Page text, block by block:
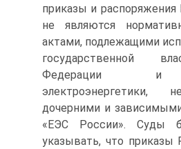
приказы и
не являются
актами, подлежащими
государственной
Федерации и
электроэнергетики,
дочерними и
«ЕЭС России». Суды
указывать, что